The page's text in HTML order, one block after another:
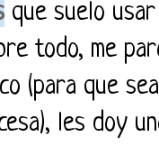
que suelo usar
todo, me
(para que
les doy